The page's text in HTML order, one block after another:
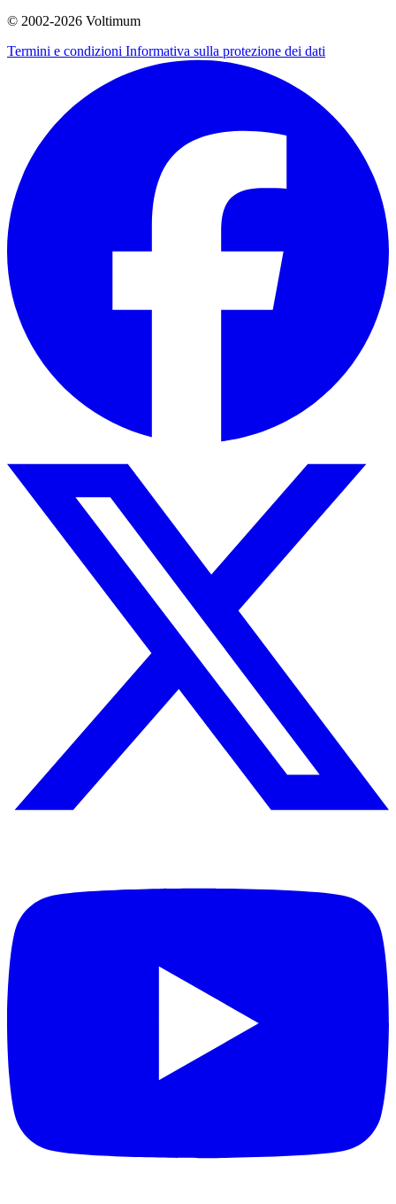
© 2002-2026 Voltimum
Termini e condizioni Informativa sulla protezione dei dati